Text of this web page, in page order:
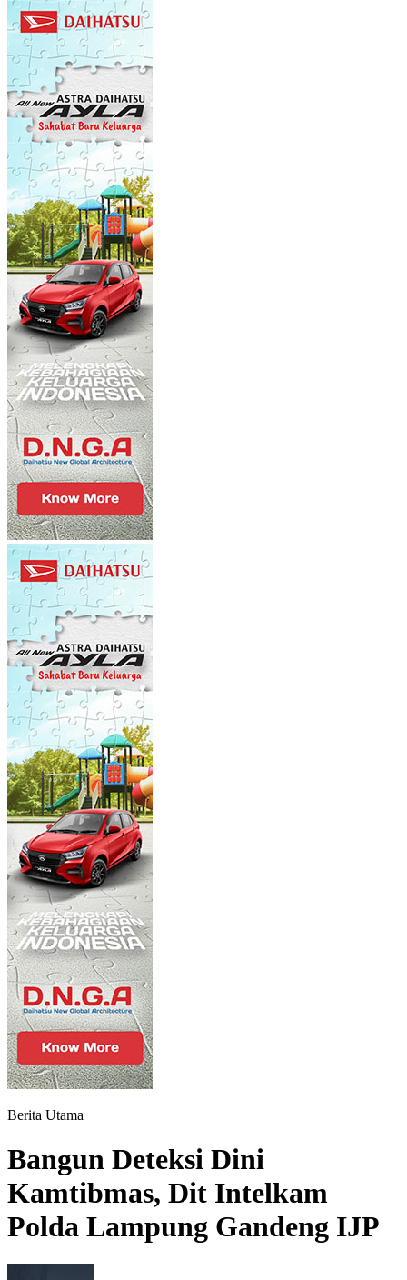
Berita Utama
Bangun Deteksi Dini
Kamtibmas, Dit Intelkam
Polda Lampung Gandeng IJP